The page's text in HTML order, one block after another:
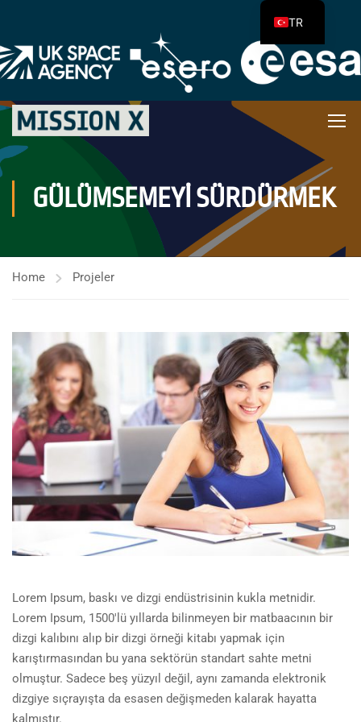
GÜLÜMSEMEYI SÜRDÜRMEK
Home Projeler
Lorem Ipsum, baskı ve dizgi endüstrisinin kukla metnidir.
Lorem Ipsum, 1500'lü yıllarda bilinmeyen bir matbaacının bir
dizgi kalıbını alıp bir dizgi örneği kitabı yapmak için
karıştırmasından bu yana sektörün standart sahte metni
olmuştur. Sadece beş yüzyıl değil, aynı zamanda elektronik
dizgiye sıçrayışta da esasen değişmeden kalarak hayatta
kalmıştır.
TR